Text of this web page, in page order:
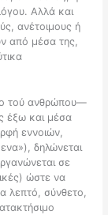
Αλλά και
ανέτοιμους ή
από μέσα της,
τού ανθρώπου—
έξω και μέσα
εννοιών,
δηλώνεται
σε
ώστε να
λεπτό, σύνθετο,